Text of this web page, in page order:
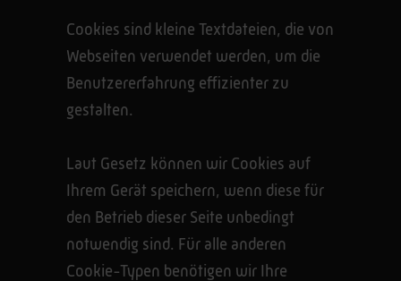
Cookies sind kleine Textdateien, die von
Webseiten verwendet werden, um die
Benutzererfahrung effizienter zu
gestalten.
Laut Gesetz können wir Cookies auf
Ihrem Gerät speichern, wenn diese für
den Betrieb dieser Seite unbedingt
notwendig sind. Für alle anderen
Cookie-Typen benötigen wir Ihre